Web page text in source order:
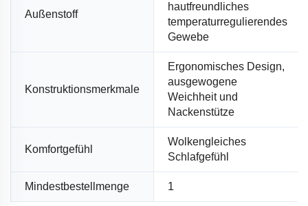
Außenstoff
hautfreundliches
temperaturregulierendes
Gewebe
Konstruktionsmerkmale
Ergonomisches Design,
ausgewogene
Weichheit und
Nackenstütze
Komfortgefühl
Wolkengleiches
Schlafgefühl
Mindestbestellmenge 1